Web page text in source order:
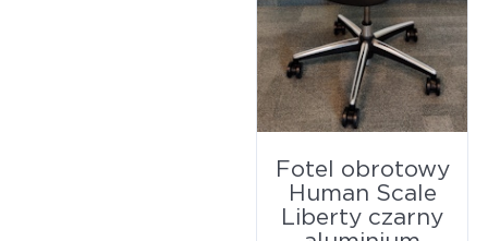
Fotel obrotowy
Human Scale
Liberty czarny